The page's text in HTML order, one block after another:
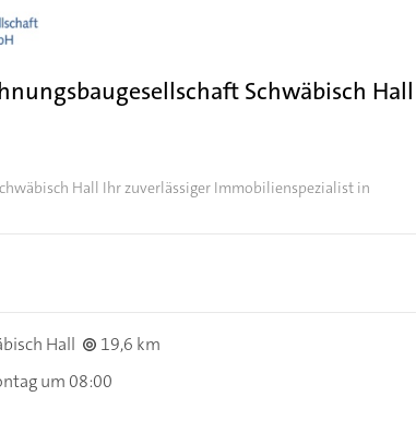
Schwäbisch Hall
Hall Ihr zuverlässiger Immobilienspezialist in
Hall
19,6 km
um 08:00